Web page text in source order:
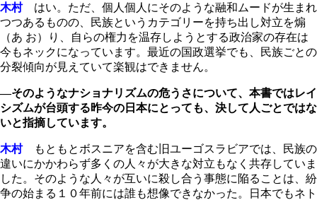
木村はい。ただ、個人個人にそのような融和ムードが生まれ
つつあるものの、民族というカテゴリーを持ち出し対立を煽
（あ お）り、自らの権力を温存しようとする政治家の存在は
今もネックになっています。最近の国政選挙でも、民族ごとの
分裂傾向が見えていて楽観はできません。
―そのようなナショナリズムの危うさについて、本書ではレイ
シズムが台頭する昨今の日本にとっても、決して人ごとではな
いと指摘しています。
木村もともとボスニアを含む旧ユーゴスラビアでは、民族の
違いにかかわらず多くの人々が大きな対立もなく共存していま
した。そのような人々が互いに殺し合う事態に陥ることは、紛
争の始まる１０年前には誰も想像できなかった。日本でもネト